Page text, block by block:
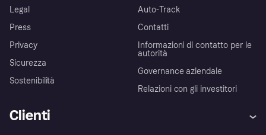
Legal
Press
Privacy
Sicurezza
Sostenibilità
Auto-Track
Contatti
Informazioni di contatto per le
autorità
Governance aziendale
Relazioni con gli investitori
Clienti